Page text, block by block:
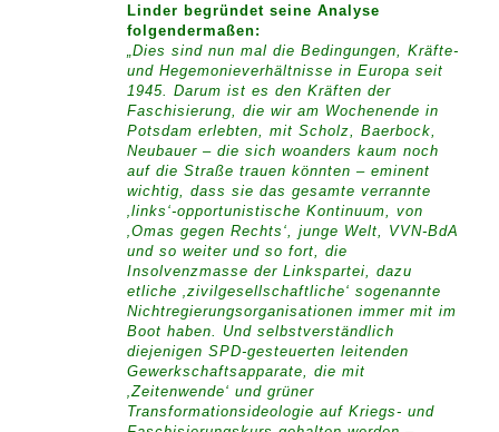
Linder begründet seine Analyse
folgendermaßen:
„Dies sind nun mal die Bedingungen, Kräfte-
und Hegemonieverhältnisse in Europa seit
1945. Darum ist es den Kräften der
Faschisierung, die wir am Wochenende in
Potsdam erlebten, mit Scholz, Baerbock,
Neubauer – die sich woanders kaum noch
auf die Straße trauen könnten – eminent
wichtig, dass sie das gesamte verrannte
‚links‘-opportunistische Kontinuum, von
‚Omas gegen Rechts‘, junge Welt, VVN-BdA
und so weiter und so fort, die
Insolvenzmasse der Linkspartei, dazu
etliche ‚zivilgesellschaftliche‘ sogenannte
Nichtregierungsorganisationen immer mit im
Boot haben. Und selbstverständlich
diejenigen SPD-gesteuerten leitenden
Gewerkschaftsapparate, die mit
‚Zeitenwende‘ und grüner
Transformationsideologie auf Kriegs- und